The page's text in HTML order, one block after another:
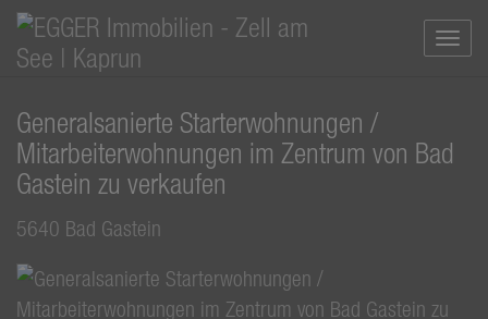
Generalsanierte Starterwohnungen /
Mitarbeiterwohnungen im Zentrum von Bad
Gastein zu verkaufen
5640 Bad Gastein